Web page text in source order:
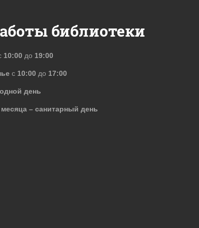
библиотеки
10:00 до 19:00
с 10:00 до 17:00
день
– санитарный день